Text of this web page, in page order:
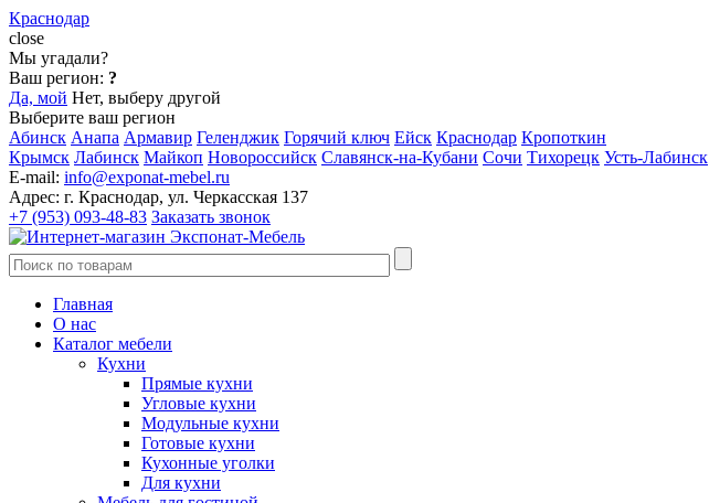
Краснодар
close
Мы угадали?
Ваш регион: ?
Да, мой Нет, выберу другой
Выберите ваш регион
Абинск Анапа Армавир Геленджик Горячий ключ Ейск Краснодар Кропоткин
Крымск Лабинск Майкоп Новороссийск Славянск-на-Кубани Сочи Тихорецк Усть-Лабинск
E-mail: info@exponat-mebel.ru
Адрес: г. Краснодар, ул. Черкасская 137
+7 (953) 093-48-83 Заказать звонок
Главная
О нас
Каталог мебели
Кухни
Прямые кухни
Угловые кухни
Модульные кухни
Готовые кухни
Кухонные уголки
Для кухни